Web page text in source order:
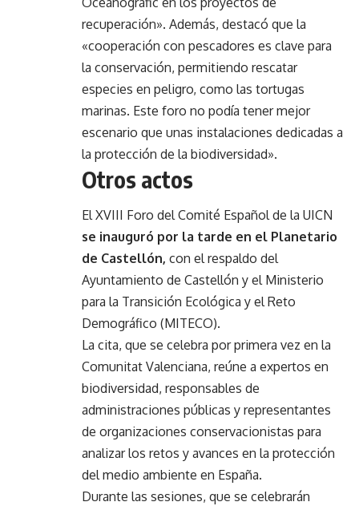
recuperación». Además, destacó que la
«cooperación con pescadores es clave para
la conservación, permitiendo rescatar
especies en peligro, como las tortugas
marinas. Este foro no podía tener mejor
escenario que unas instalaciones dedicadas a
la protección de la biodiversidad».
Otros actos
El XVIII Foro del Comité Español de la UICN
se inauguró por la tarde en el Planetario
de Castellón, con el respaldo del
Ayuntamiento de Castellón y el Ministerio
para la Transición Ecológica y el Reto
Demográfico (MITECO).
La cita, que se celebra por primera vez en la
Comunitat Valenciana, reúne a expertos en
biodiversidad, responsables de
administraciones públicas y representantes
de organizaciones conservacionistas para
analizar los retos y avances en la protección
del medio ambiente en España.
Durante las sesiones, que se celebrarán